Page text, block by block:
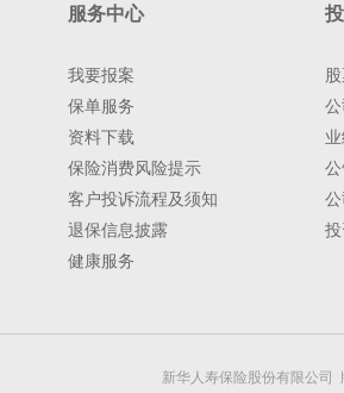
服务中心
我要报案
保单服务
资料下载
保险消费风险提示
客户投诉流程及须知
退保信息披露
健康服务
新华人寿保险股份有限公